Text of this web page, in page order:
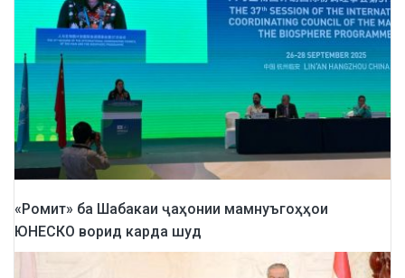
«Ромит» ба Шабакаи ҷаҳонии мамнуъгоҳҳои
ЮНЕСКО ворид карда шуд